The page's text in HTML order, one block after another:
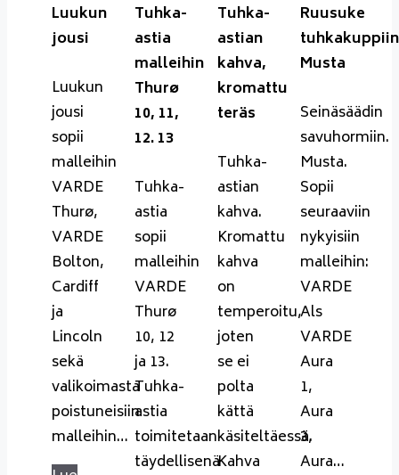
Luukun
jousi
Luukun
jousi
sopii
malleihin
VARDE
Thurø,
VARDE
Bolton,
Cardiff
ja
Lincoln
sekä
valikoimasta
poistuneisiin
malleihin…
Tuhka-
astia
malleihin
Thurø
10, 11,
12. 13
Tuhka-
astia
sopii
malleihin
VARDE
Thurø
10, 12
ja 13.
Tuhka-
astia
toimitetaan
täydellisenä
Tuhka-
astian
kahva,
kromattu
teräs
Tuhka-
astian
kahva.
Kromattu
kahva
on
temperoitu,
joten
se ei
polta
kättä
käsiteltäessä.
Kahva
Ruusuke
Musta
Seinäsäädin
savuhormiin.
Musta.
Sopii
seuraaviin
nykyisiin
malleihin:
VARDE
Als
VARDE
Aura
1,
Aura
3,
Aura…